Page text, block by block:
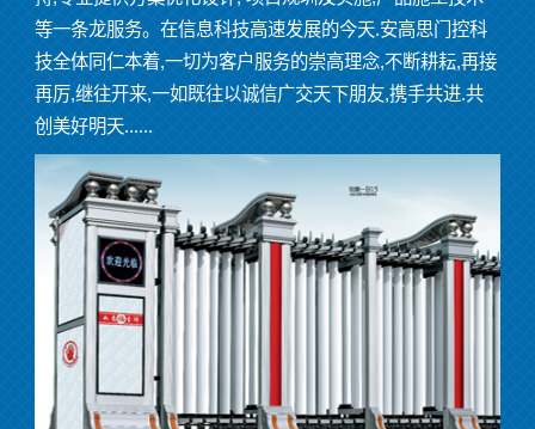
等一条龙服务。在信息科技高速发展的今天.安高思门控科
技全体同仁本着,一切为客户服务的崇高理念,不断耕耘,再接
再厉,继往开来,一如既往以诚信广交天下朋友,携手共进.共
创美好明天......